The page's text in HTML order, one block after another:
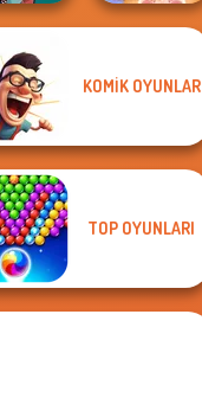
Fall
ASMR Pet
KOMIK OYUNLAR
TOP OYUNLARI